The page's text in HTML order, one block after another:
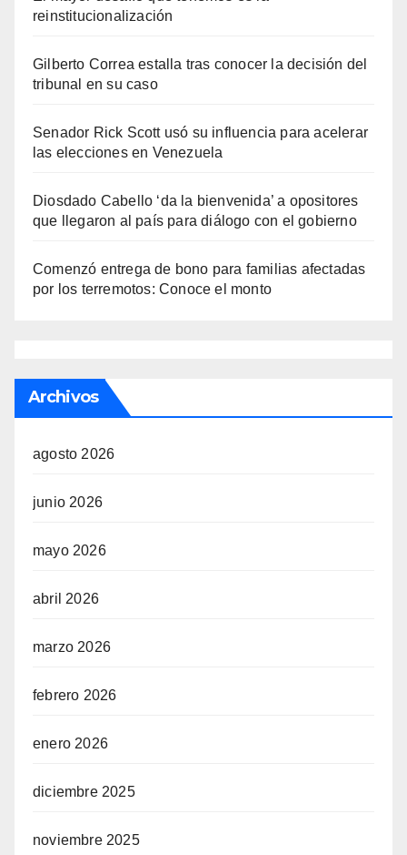
reinstitucionalización
Gilberto Correa estalla tras conocer la decisión del
tribunal en su caso
Senador Rick Scott usó su influencia para acelerar
las elecciones en Venezuela
Diosdado Cabello ‘da la bienvenida’ a opositores
que llegaron al país para diálogo con el gobierno
Comenzó entrega de bono para familias afectadas
por los terremotos: Conoce el monto
Archivos
agosto 2026
junio 2026
mayo 2026
abril 2026
marzo 2026
febrero 2026
enero 2026
diciembre 2025
noviembre 2025